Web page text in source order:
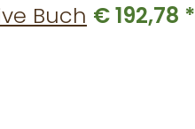
Buch € 192,78 *